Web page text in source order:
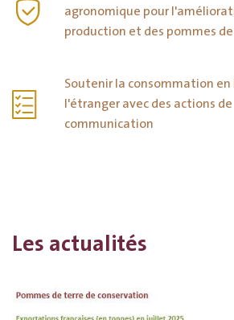
agronomique pour
production et des pommes
Soutenir la consommation en
l'étranger avec des actions de
communication
Les actualités